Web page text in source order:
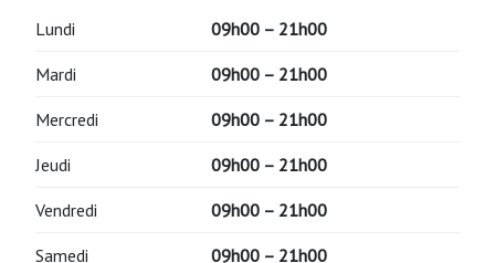
Lundi 09h00 – 21h00
Mardi 09h00 – 21h00
Mercredi 09h00 – 21h00
Jeudi 09h00 – 21h00
Vendredi 09h00 – 21h00
Samedi 09h00 – 21h00